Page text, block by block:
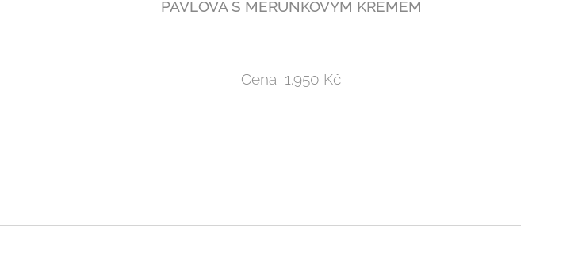
PAVLOVA S MERUŇKOVÝM KRÉMEM
Cena 1.950 Kč